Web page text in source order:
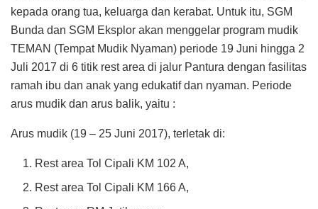
kepada orang tua, keluarga dan kerabat. Untuk itu, SGM
Bunda dan SGM Eksplor akan menggelar program mudik
TEMAN (Tempat Mudik Nyaman) periode 19 Juni hingga 2
Juli 2017 di 6 titik rest area di jalur Pantura dengan fasilitas
ramah ibu dan anak yang edukatif dan nyaman. Periode
arus mudik dan arus balik, yaitu :
Arus mudik (19 – 25 Juni 2017), terletak di:
Rest area Tol Cipali KM 102 A,
Rest area Tol Cipali KM 166 A,